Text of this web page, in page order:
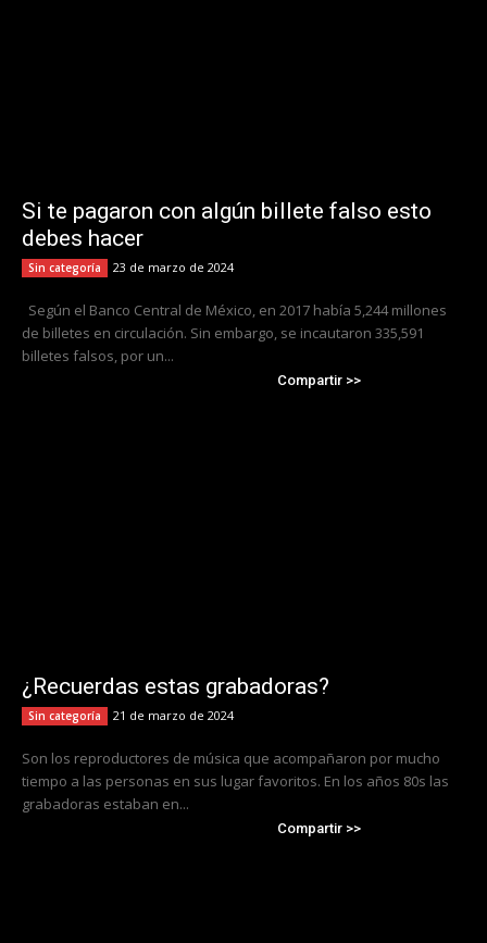
Si te pagaron con algún billete falso esto
debes hacer
Sin categoría 23 de marzo de 2024
Según el Banco Central de México, en 2017 había 5,244 millones
de billetes en circulación. Sin embargo, se incautaron 335,591
billetes falsos, por un...
Compartir >>
¿Recuerdas estas grabadoras?
Sin categoría 21 de marzo de 2024
Son los reproductores de música que acompañaron por mucho
tiempo a las personas en sus lugar favoritos. En los años 80s las
grabadoras estaban en...
Compartir >>